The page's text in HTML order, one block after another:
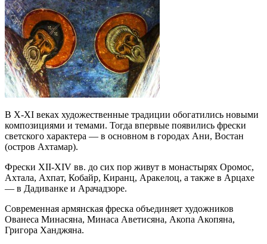
В Х-ХI веках художественные традиции обогатились новыми
композициями и темами. Тогда впервые появились фрески
светского характера — в основном в городах Ани, Востан
(остров Ахтамар).
Фрески ХII-ХIV вв. до сих пор живут в монастырях Оромос,
Ахтала, Ахпат, Кобайр, Киранц, Аракелоц, а также в Арцахе
— в Дадиванке и Арачадзоре.
Современная армянская фреска объединяет художников
Ованеса Минасяна, Минаса Аветисяна, Акопа Акопяна,
Григора Ханджяна.